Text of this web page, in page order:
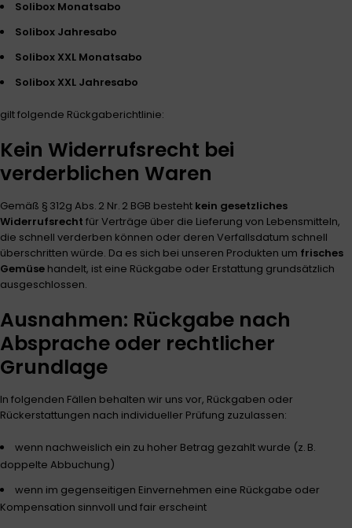
Solibox Monatsabo
Solibox Jahresabo
Solibox XXL Monatsabo
Solibox XXL Jahresabo
gilt folgende Rückgaberichtlinie:
Kein Widerrufsrecht bei
verderblichen Waren
Gemäß § 312g Abs. 2 Nr. 2 BGB besteht kein gesetzliches
Widerrufsrecht für Verträge über die Lieferung von Lebensmitteln,
die schnell verderben können oder deren Verfallsdatum schnell
überschritten würde. Da es sich bei unseren Produkten um frisches
Gemüse handelt, ist eine Rückgabe oder Erstattung grundsätzlich
ausgeschlossen.
Ausnahmen: Rückgabe nach
Absprache oder rechtlicher
Grundlage
In folgenden Fällen behalten wir uns vor, Rückgaben oder
Rückerstattungen nach individueller Prüfung zuzulassen:
wenn nachweislich ein zu hoher Betrag gezahlt wurde (z. B.
doppelte Abbuchung)
wenn im gegenseitigen Einvernehmen eine Rückgabe oder
Kompensation sinnvoll und fair erscheint